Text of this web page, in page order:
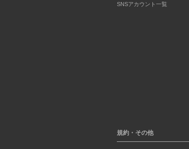
SNSアカウント一覧
規約・その他